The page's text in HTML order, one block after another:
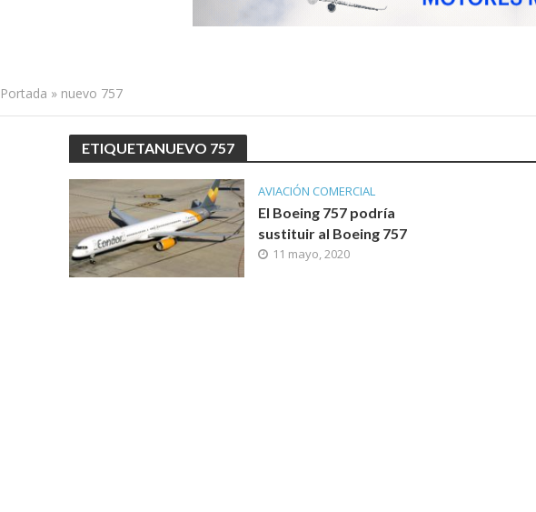
Portada » nuevo 757
ETIQUETANUEVO 757
AVIACIÓN COMERCIAL
El Boeing 757 podría
sustituir al Boeing 757
11 mayo, 2020